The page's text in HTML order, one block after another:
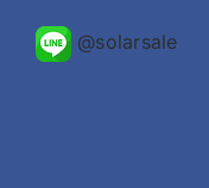
@solarsale